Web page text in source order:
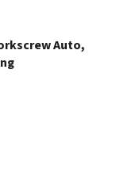
Auto,